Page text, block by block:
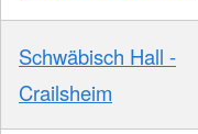
Schwäbisch Hall -
Crailsheim